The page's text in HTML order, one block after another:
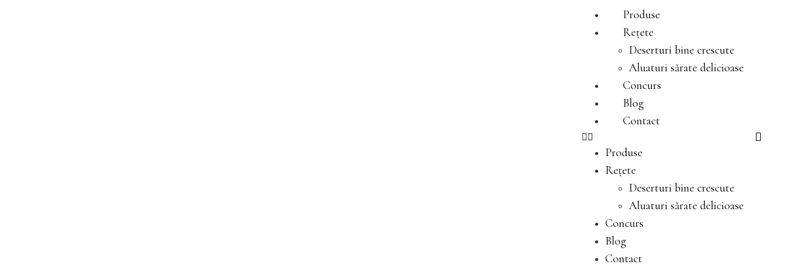
Produse
Rețete
Deserturi bine crescute
Aluaturi sărate delicioase
Concurs
Blog
Contact
Produse
Rețete
Deserturi bine crescute
Aluaturi sărate delicioase
Concurs
Blog
Contact